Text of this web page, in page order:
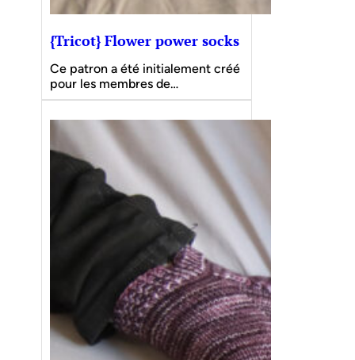
{Tricot} Flower power socks
Ce patron a été initialement créé
pour les membres de…